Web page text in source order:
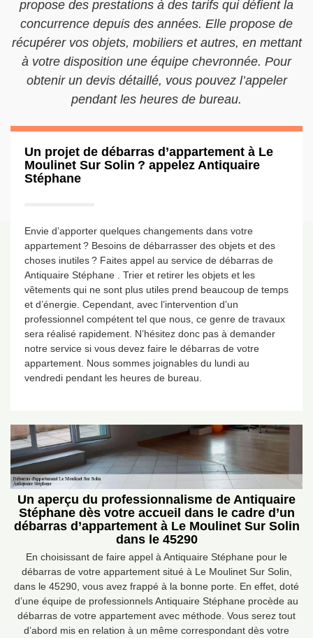
propose des prestations à des tarifs qui défient la
concurrence depuis des années. Elle propose de
récupérer vos objets, mobiliers et autres, en mettant
à votre disposition une équipe chevronnée. Pour
obtenir un devis détaillé, vous pouvez l’appeler
pendant les heures de bureau.
Un projet de débarras d’appartement à Le
Moulinet Sur Solin ? appelez Antiquaire
Stéphane
Envie d’apporter quelques changements dans votre
appartement ? Besoins de débarrasser des objets et des
choses inutiles ? Faites appel au service de débarras de
Antiquaire Stéphane . Trier et retirer les objets et les
vêtements qui ne sont plus utiles prend beaucoup de temps
et d’énergie. Cependant, avec l’intervention d’un
professionnel compétent tel que nous, ce genre de travaux
sera réalisé rapidement. N’hésitez donc pas à demander
notre service si vous devez faire le débarras de votre
appartement. Nous sommes joignables du lundi au
vendredi pendant les heures de bureau.
Un aperçu du professionnalisme de Antiquaire
Stéphane dès votre accueil dans le cadre d’un
débarras d’appartement à Le Moulinet Sur Solin
dans le 45290
En choisissant de faire appel à Antiquaire Stéphane pour le
débarras de votre appartement situé à Le Moulinet Sur Solin,
dans le 45290, vous avez frappé à la bonne porte. En effet, doté
d’une équipe de professionnels Antiquaire Stéphane procède au
débarras de votre appartement avec méthode. Vous serez tout
d’abord mis en relation à un même correspondant dès votre